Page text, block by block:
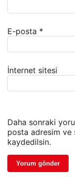
E-posta *
İnternet sitesi
Daha sonraki
posta adresim ve
kaydedilsin.